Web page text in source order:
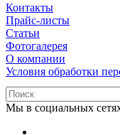
Контакты
Прайс-листы
Статьи
Фотогалерея
О компании
Условия обработки
Мы в социальных